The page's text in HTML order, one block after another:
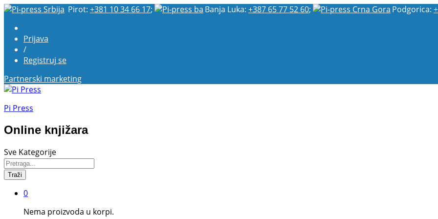
Pirot: +381 10 34 66 17; Banja Luka: +387 65 77 52 60; Podgorica:
Prijava
/
Registruj se
Partnerski marketing
Pi Press
Online knjižara
Sve Kategorije
Traži
0
Nema proizvoda u korpi.